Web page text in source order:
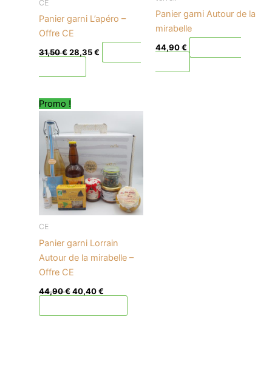
CE
Panier garni L’apéro –
Offre CE
31,50€ 28,35€
Panier garni Autour de la
mirabelle
44,90€
Promo !
CE
Panier garni Lorrain
Autour de la mirabelle –
Offre CE
44,90€
prix
était :
44,90 €.
40,40€
prix
actuel
est :
40,40 €.